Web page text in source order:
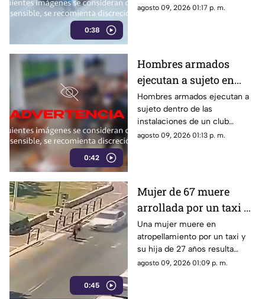
0:38
caminaba. El hombre de 65
agosto 09, 2026 01:17 p. m.
0:42
Hombres armados
ejecutan a sujeto en
club de fútbol | VIDEO
Hombres armados ejecutan a
sujeto dentro de las
instalaciones de un club
deportivo. Los agresores
agosto 09, 2026 01:13 p. m.
0:45
Mujer de 67 muere
arrollada por un taxi y
su hija de 27 queda
herida | VIDEO
Una mujer muere en
atropellamiento por un taxi y
su hija de 27 años resulta
herida. Conoce los detalles de
agosto 09, 2026 01:09 p. m.